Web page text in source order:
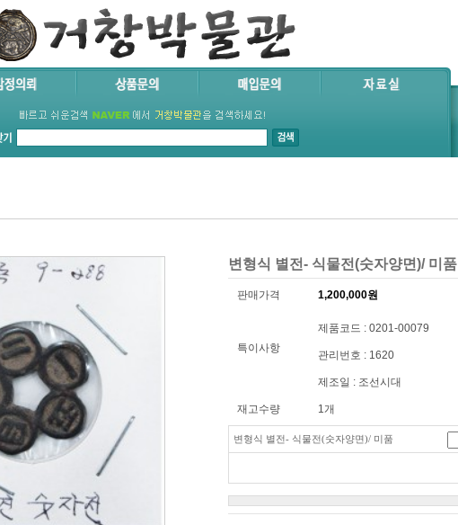
변형식 별전- 식물전(숫자양면)/ 미품
판매가격 1,200,000원
특이사항
제품코드 : 0201-00079
관리번호 : 1620
제조일 : 조선시대
재고수량 1개
변형식 별전- 식물전(숫자양면)/ 미품